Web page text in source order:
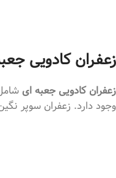
زعفران کادویی جعبه ای – 4 گرم
زعفران کادویی جعبه ای شامل یک
وجود دارد. زعفران سوپر